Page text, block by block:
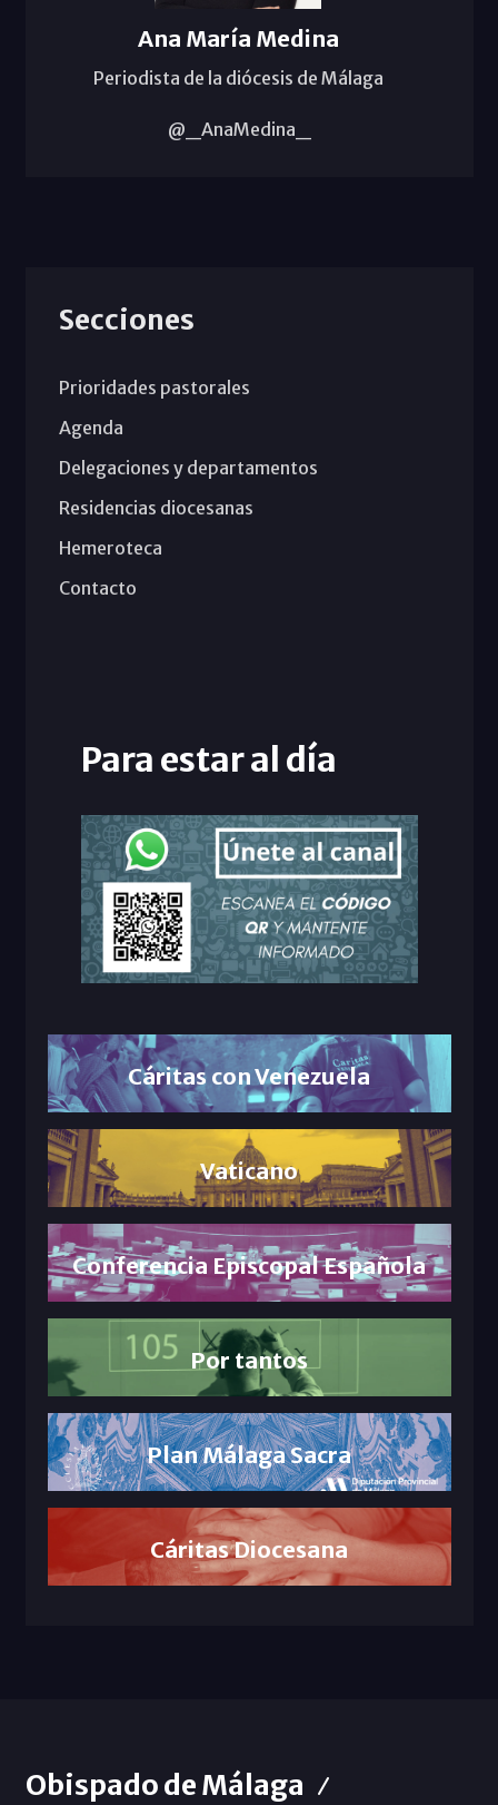
Ana María Medina
Periodista de la diócesis de Málaga
@_AnaMedina_
Secciones
Prioridades pastorales
Agenda
Delegaciones y departamentos
Residencias diocesanas
Hemeroteca
Contacto
Para estar al día
Cáritas con Venezuela
Vaticano
Conferencia Episcopal Española
Por tantos
Plan Málaga Sacra
Cáritas Diocesana
Obispado de Málaga